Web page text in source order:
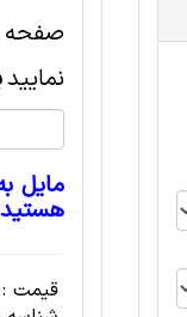
صفحه
نمایید
مایل
قیمت :